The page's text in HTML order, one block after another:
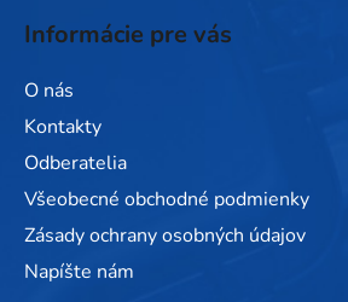
Informácie pre vás
O nás
Kontakty
Odberatelia
Všeobecné obchodné podmienky
Zásady ochrany osobných údajov
Napíšte nám